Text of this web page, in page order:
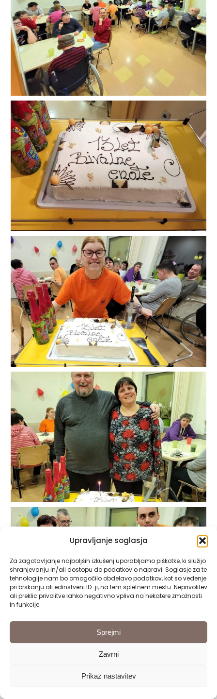
Upravljanje soglasja
Za zagotavljanje najboljših izkušenj uporabljamo piškotke, ki služijo
shranjevanju in/ali dostopu do podatkov o napravi. Soglasje za te
tehnologije nam bo omogočilo obdelavo podatkov, kot so vedenje
pri brskanju ali edinstveni ID-ji, na tem spletnem mestu. Neprivolitev
ali preklic privolitve lahko negativno vpliva na nekatere zmožnosti
in funkcije.
Sprejmi
Zavrni
Prikaz nastavitev